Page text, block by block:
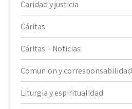
Caridad y justicia
Cáritas
Cáritas – Noticias
Comunion y corresponsabilidad
Liturgia y espiritualidad